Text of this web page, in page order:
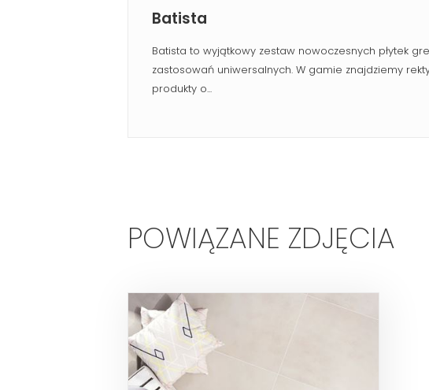
Batista
Batista to wyjątkowy zestaw nowoczesnych płytek
zastosowań uniwersalnych. W gamie znajdziemy
produkty o...
POWIĄZANE ZDJĘCIA